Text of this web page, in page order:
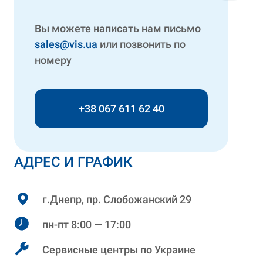
АДРЕС И ГРАФИК
г.Днепр, пр. Слобожанский 29
пн-пт 8:00 — 17:00
Сервисные центры по Украине
Вы можете написать нам письмо
sales@vis.ua или позвонить по
номеру
+38 067 611 62 40